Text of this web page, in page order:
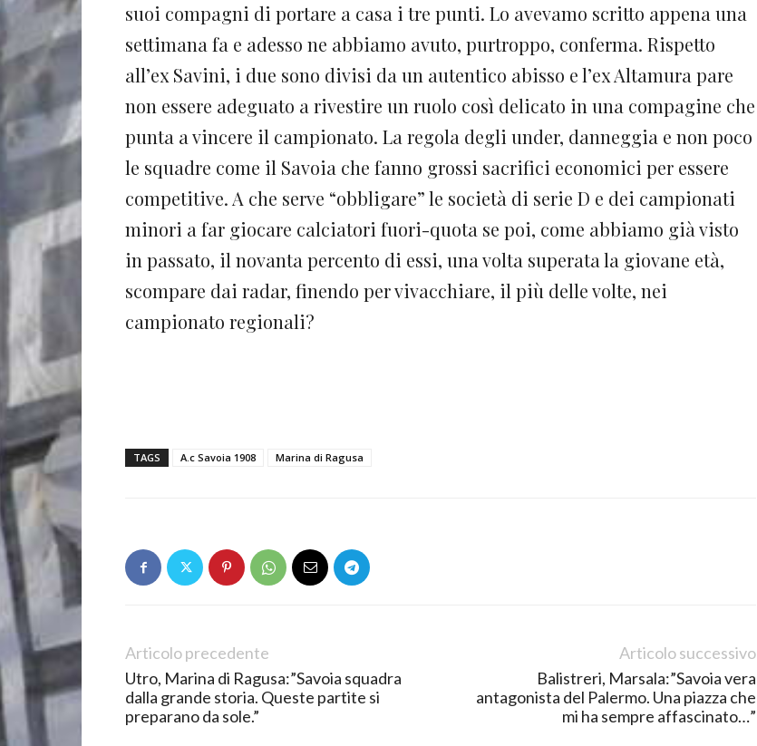
suoi compagni di portare a casa i tre punti. Lo avevamo scritto appena una
settimana fa e adesso ne abbiamo avuto, purtroppo, conferma. Rispetto
all’ex Savini, i due sono divisi da un autentico abisso e l’ex Altamura pare
non essere adeguato a rivestire un ruolo così delicato in una compagine che
punta a vincere il campionato. La regola degli under, danneggia e non poco
le squadre come il Savoia che fanno grossi sacrifici economici per essere
competitive. A che serve “obbligare” le società di serie D e dei campionati
minori a far giocare calciatori fuori-quota se poi, come abbiamo già visto
in passato, il novanta percento di essi, una volta superata la giovane età,
scompare dai radar, finendo per vivacchiare, il più delle volte, nei
campionato regionali?
TAGS A.c Savoia 1908 Marina di Ragusa
Articolo precedente
Utro, Marina di Ragusa:”Savoia squadra
dalla grande storia. Queste partite si
preparano da sole.”
Articolo successivo
Balistreri, Marsala:”Savoia vera
antagonista del Palermo. Una piazza che
mi ha sempre affascinato…”